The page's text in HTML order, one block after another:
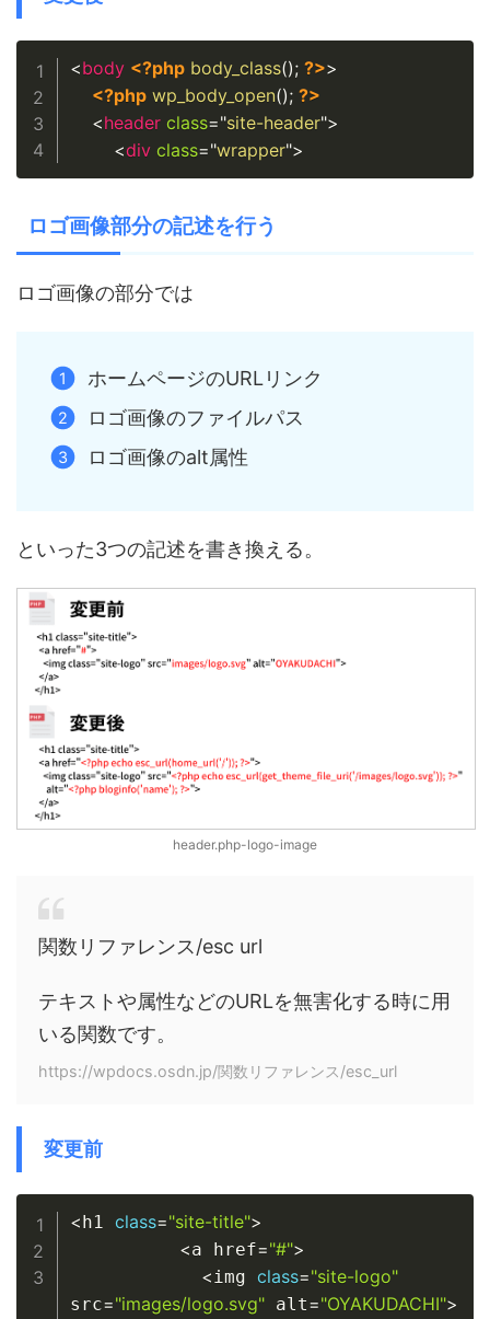
<body <?php body_class(); ?>>
<?php wp_body_open(); ?>
<header class="site-header">
<div class="wrapper">
ロゴ画像部分の記述を行う
ロゴ画像の部分では
ホームページのURLリンク
ロゴ画像のファイルパス
ロゴ画像のalt属性
といった3つの記述を書き換える。
header.php-logo-image
関数リファレンス/esc url
テキストや属性などのURLを無害化する時に用
いる関数です。
https://wpdocs.osdn.jp/関数リファレンス/esc_url
変更前
<h1 class="site-title">
<a href="#">
<img class="site-logo"
src="images/logo.svg" alt="OYAKUDACHI">